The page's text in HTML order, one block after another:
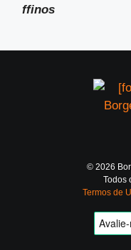
ffinos
© 2026
Todos
Termos de